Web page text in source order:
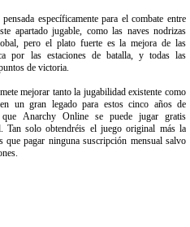
específicamente para el combate entre
apartado jugable, como las naves nodrizas
pero el plato fuerte es la mejora de las
por las estaciones de batalla, y todas las
de victoria.
mejorar tanto la jugabilidad existente como
un gran legado para estos cinco años de
Anarchy Online se puede jugar gratis
Tan solo obtendréis el juego original más la
pagar ninguna suscripción mensual salvo